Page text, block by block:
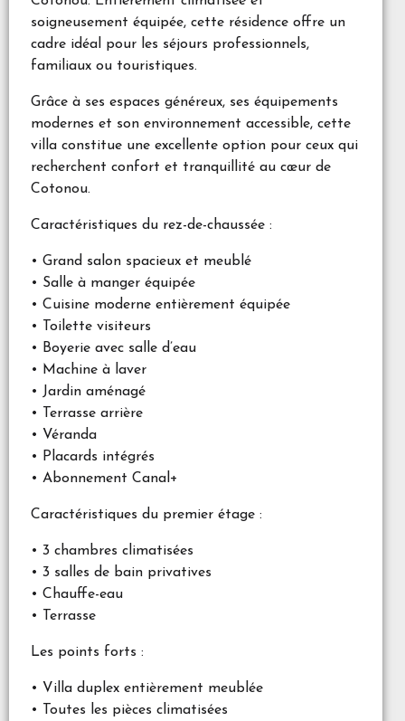
soigneusement équipée, cette résidence offre un
cadre idéal pour les séjours professionnels,
familiaux ou touristiques.
Grâce à ses espaces généreux, ses équipements
modernes et son environnement accessible, cette
villa constitue une excellente option pour ceux qui
recherchent confort et tranquillité au cœur de
Cotonou.
Caractéristiques du rez-de-chaussée :
• Grand salon spacieux et meublé
• Salle à manger équipée
• Cuisine moderne entièrement équipée
• Toilette visiteurs
• Boyerie avec salle d’eau
• Machine à laver
• Jardin aménagé
• Terrasse arrière
• Véranda
• Placards intégrés
• Abonnement Canal+
Caractéristiques du premier étage :
• 3 chambres climatisées
• 3 salles de bain privatives
• Chauffe-eau
• Terrasse
Les points forts :
• Villa duplex entièrement meublée
• Toutes les pièces climatisées